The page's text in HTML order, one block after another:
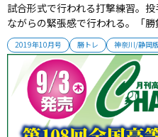
2019年10月号 勝トレ 神奈川/静岡
試合形式で行われる打撃練習。
ながらの緊張感で行われる。「
監督。実戦形式の中で走塁、守備
る。 2019年10月号掲載...